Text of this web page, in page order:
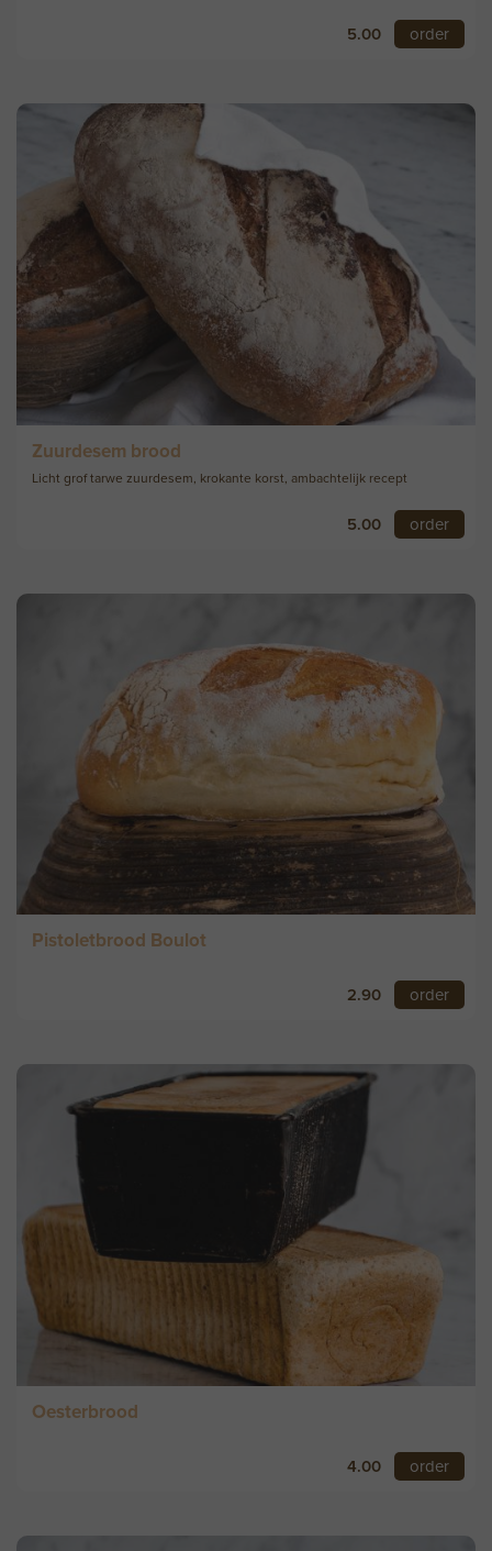
5.00 order
Zuurdesem brood
Licht grof tarwe zuurdesem, krokante korst, ambachtelijk recept
5.00 order
Pistoletbrood Boulot
2.90 order
Oesterbrood
4.00 order